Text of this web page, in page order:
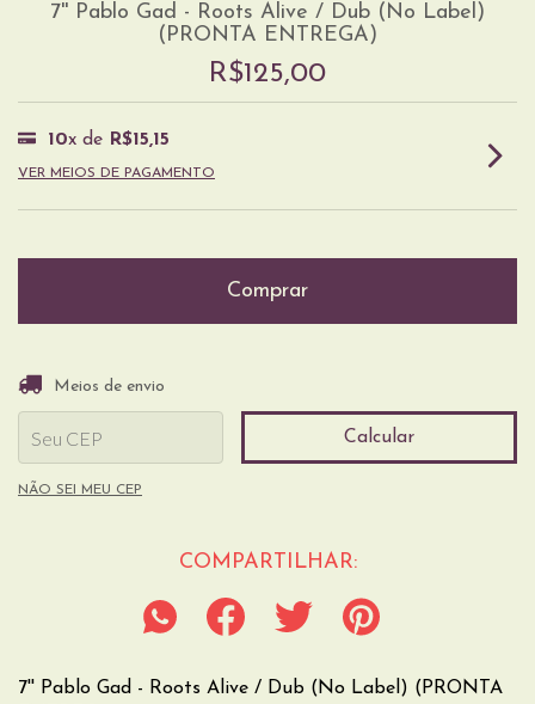
7'' Pablo Gad - Roots Alive / Dub (No Label)
(PRONTA ENTREGA)
R$125,00
10x de R$15,15
VER MEIOS DE PAGAMENTO
Entregas para o CEP:
Meios de envio
Calcular
NÃO SEI MEU CEP
COMPARTILHAR:
7'' Pablo Gad - Roots Alive / Dub (No Label) (PRONTA